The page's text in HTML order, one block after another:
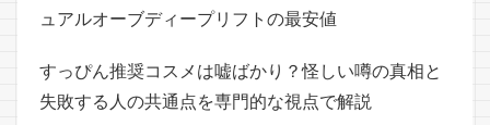
ュアルオーブディープリフトの最安値
すっぴん推奨コスメは嘘ばかり？怪しい噂の真相と
失敗する人の共通点を専門的な視点で解説